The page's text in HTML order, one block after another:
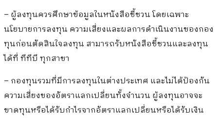
– ผู้ลงทุนควรศึกษาข้อมูลในหนังสือชี้ชวน โดยเฉพาะ
นโยบายการลงทุน ความเสี่ยงและผลการดำเนินงานของกอง
ทุนก่อนตัดสินใจลงทุน สามารถรับหนังสือชี้ชวนและลงทุน
ได้ที่ ทีทีบี ทุกสาขา
– กองทุนรวมที่มีการลงทุนในต่างประเทศ และไม่ได้ป้องกัน
ความเสี่ยงของอัตราแลกเปลี่ยนทั้งจำนวน ผู้ลงทุนอาจจะ
ขาดทุนหรือได้รับกำไรจากอัตราแลกเปลี่ยนหรือได้รับเงิน